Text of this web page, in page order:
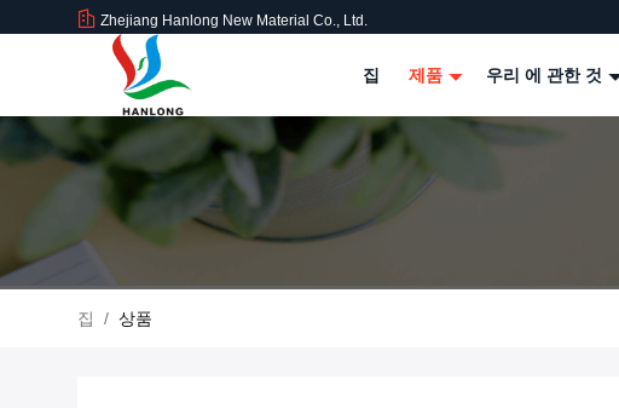
Zhejiang Hanlong New Material Co., Ltd.
집 제품 우리 에 관한 것
집 / 상품